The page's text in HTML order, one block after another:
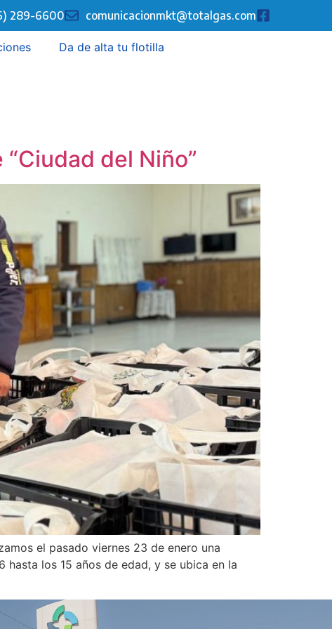
289-6600 comunicacionmkt@totalgas.com
Da de alta tu flotilla
del Niño”
el pasado viernes 23 de enero una
hasta los 15 años de edad, y se ubica en la